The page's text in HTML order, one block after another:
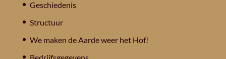
Geschiedenis
Structuur
We maken de Aarde weer het Hof!